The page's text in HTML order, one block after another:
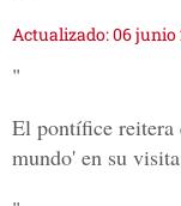
Actualizado: 06 junio
"
El pontífice reitera
mundo' en su